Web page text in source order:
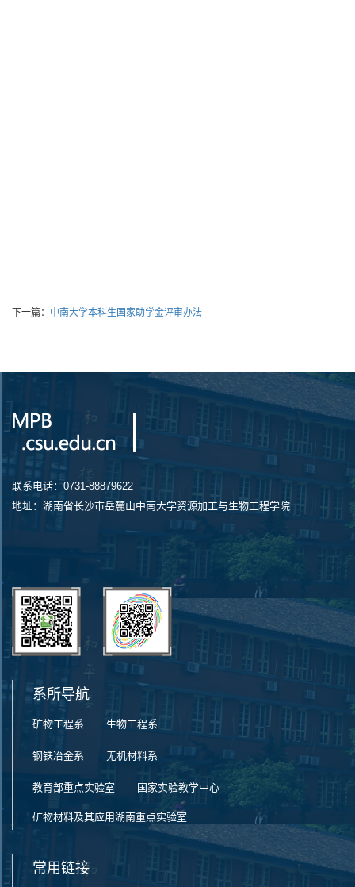
下一篇： 中南大学本科生国家助学金评审办法
联系电话：0731-88879622
地址：湖南省长沙市岳麓山中南大学资源加工与生物工程学院
系所导航
矿物工程系 生物工程系
钢铁冶金系 无机材料系
教育部重点实验室 国家实验教学中心
矿物材料及其应用湖南重点实验室
常用链接